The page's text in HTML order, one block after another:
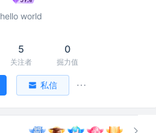
hello world
5
关注者
0
掘力值
私信